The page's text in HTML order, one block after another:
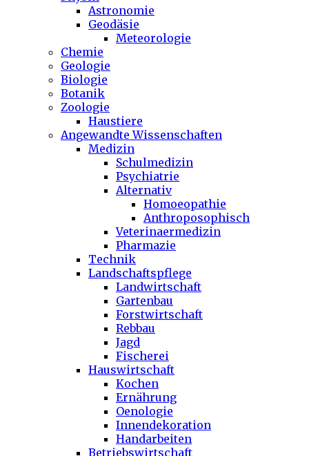
Astronomie
Geodäsie
Meteorologie
Chemie
Geologie
Biologie
Botanik
Zoologie
Haustiere
Angewandte Wissenschaften
Medizin
Schulmedizin
Psychiatrie
Alternativ
Homoeopathie
Anthroposophisch
Veterinaermedizin
Pharmazie
Technik
Landschaftspflege
Landwirtschaft
Gartenbau
Forstwirtschaft
Rebbau
Jagd
Fischerei
Hauswirtschaft
Kochen
Ernährung
Oenologie
Innendekoration
Handarbeiten
Betriebswirtschaft